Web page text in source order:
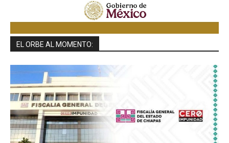
EL ORBE AL MOMENTO: